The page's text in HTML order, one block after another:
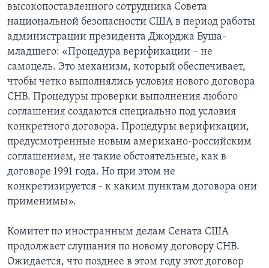
высокопоставленного сотрудника Совета
национальной безопасности США в период работы
администрации президента Джорджа Буша-
младшего: «Процедура верификации – не
самоцель. Это механизм, который обеспечивает,
чтобы четко выполнялись условия нового договора
СНВ. Процедуры проверки выполнения любого
соглашения создаются специально под условия
конкретного договора. Процедуры верификации,
предусмотренные новым американо-российским
соглашением, не такие обстоятельные, как в
договоре 1991 года. Но при этом не
конкретизируется - к каким пунктам договора они
применимы».
Комитет по иностранным делам Сената США
продолжает слушания по новому договору СНВ.
Ожидается, что позднее в этом году этот договор